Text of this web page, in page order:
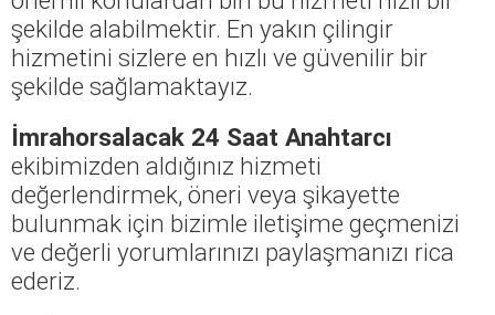
şekilde alabilmektir. En yakın çilingir
hizmetini sizlere en hızlı ve güvenilir bir
şekilde sağlamaktayız.
İmrahorsalacak 24 Saat Anahtarcı
ekibimizden aldığınız hizmeti
değerlendirmek, öneri veya şikayette
bulunmak için bizimle iletişime geçmenizi
ve değerli yorumlarınızı paylaşmanızı rica
ederiz.